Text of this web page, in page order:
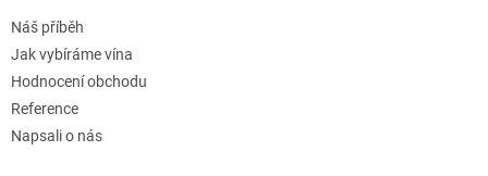
Náš příběh
Jak vybíráme vína
Hodnocení obchodu
Reference
Napsali o nás